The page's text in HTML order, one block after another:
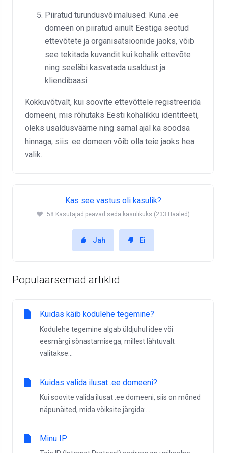
Piiratud turundusvõimalused: Kuna .ee
domeen on piiratud ainult Eestiga seotud
ettevõtete ja organisatsioonide jaoks, võib
see tekitada kuvandit kui kohalik ettevõte
ning seeläbi kasvatada usaldust ja
kliendibaasi.
Kokkuvõtvalt, kui soovite ettevõttele registreerida
domeeni, mis rõhutaks Eesti kohalikku identiteeti,
oleks usaldusväärne ning samal ajal ka soodsa
hinnaga, siis .ee domeen võib olla teie jaoks hea
valik.
Kas see vastus oli kasulik?
58 Kasutajad peavad seda kasulikuks (233 Hääled)
Jah Ei
Populaarsemad artiklid
Kuidas käib kodulehe tegemine?
Kodulehe tegemine algab üldjuhul idee või
eesmärgi sõnastamisega, millest lähtuvalt
valitakse...
Kuidas valida ilusat .ee domeeni?
Kui soovite valida ilusat .ee domeeni, siis on mõned
näpunäited, mida võiksite järgida:...
Minu IP